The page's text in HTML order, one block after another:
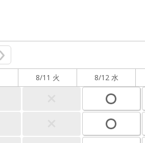
8/11 火 8/12 水